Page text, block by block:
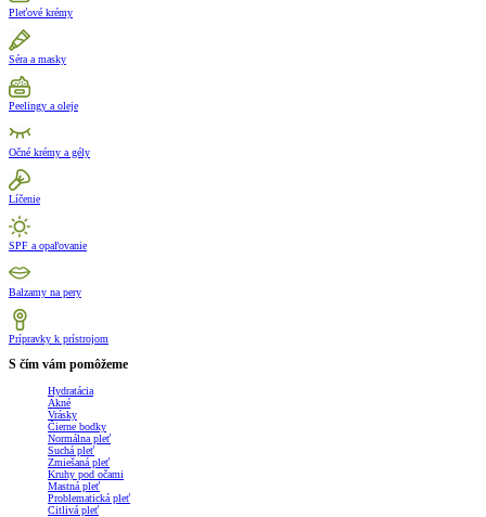
Pleťové krémy
Séra a masky
Peelingy a oleje
Očné krémy a gély
Líčenie
SPF a opaľovanie
Balzamy na pery
Prípravky k prístrojom
S čím vám pomôžeme
Hydratácia
Akné
Vrásky
Čierne bodky
Normálna pleť
Suchá pleť
Zmiešaná pleť
Kruhy pod očami
Mastná pleť
Problematická pleť
Citlivá pleť